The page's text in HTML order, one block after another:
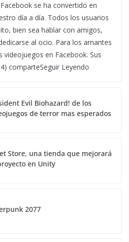
se ha convertido en
día a día. Todos los usuarios
bien sea hablar con amigos,
al ocio. Para los amantes
videojuegos en Facebook. Sus
comparteSeguir Leyendo
Evil Biohazard! de los
de terror mas esperados
Store, una tienda que mejorará
en Unity
2077